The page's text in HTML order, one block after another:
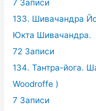
7 Записи
133. Шивачандра
Юкта Шивачандра.
72 Записи
134. Тантра-йога.
Woodroffe )
7 Записи